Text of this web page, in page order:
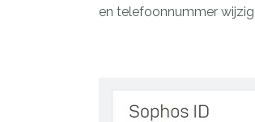
en telefoonnummer